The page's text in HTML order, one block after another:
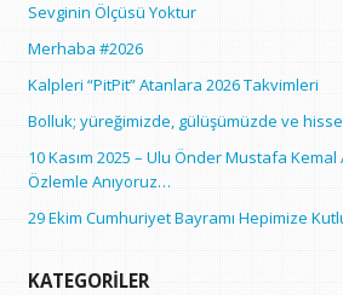
Sevginin Ölçüsü Yoktur
Merhaba #2026
Kalpleri “PitPit” Atanlara 2026 Takvimleri
Bolluk; yüreğimizde, gülüşümüzde ve
10 Kasım 2025 – Ulu Önder Mustafa Kemal
Özlemle Anıyoruz…
29 Ekim Cumhuriyet Bayramı Hepimize
KATEGORILER